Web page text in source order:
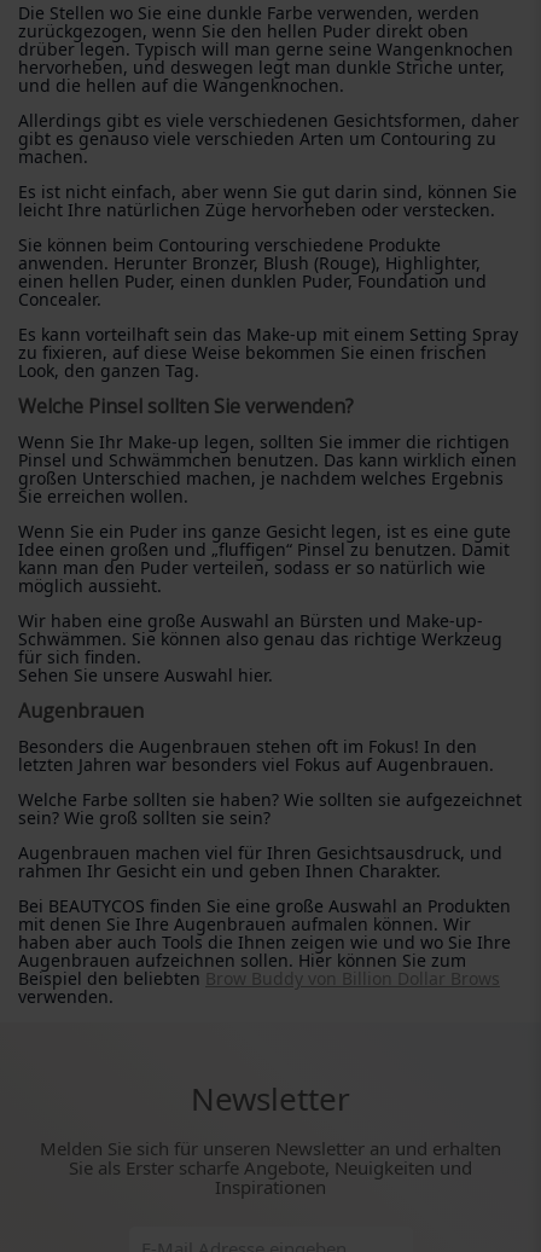
Die Stellen wo Sie eine dunkle Farbe verwenden, werden
zurückgezogen, wenn Sie den hellen Puder direkt oben
drüber legen. Typisch will man gerne seine Wangenknochen
hervorheben, und deswegen legt man dunkle Striche unter,
und die hellen auf die Wangenknochen.
Allerdings gibt es viele verschiedenen Gesichtsformen, daher
gibt es genauso viele verschieden Arten um Contouring zu
machen.
Es ist nicht einfach, aber wenn Sie gut darin sind, können Sie
leicht Ihre natürlichen Züge hervorheben oder verstecken.
Sie können beim Contouring verschiedene Produkte
anwenden. Herunter Bronzer, Blush (Rouge), Highlighter,
einen hellen Puder, einen dunklen Puder, Foundation und
Concealer.
Es kann vorteilhaft sein das Make-up mit einem Setting Spray
zu fixieren, auf diese Weise bekommen Sie einen frischen
Look, den ganzen Tag.
Welche Pinsel sollten Sie verwenden?
Wenn Sie Ihr Make-up legen, sollten Sie immer die richtigen
Pinsel und Schwämmchen benutzen. Das kann wirklich einen
großen Unterschied machen, je nachdem welches Ergebnis
Sie erreichen wollen.
Wenn Sie ein Puder ins ganze Gesicht legen, ist es eine gute
Idee einen großen und „fluffigen“ Pinsel zu benutzen. Damit
kann man den Puder verteilen, sodass er so natürlich wie
möglich aussieht.
Wir haben eine große Auswahl an Bürsten und Make-up-
Schwämmen. Sie können also genau das richtige Werkzeug
für sich finden.
Sehen Sie unsere Auswahl hier.
Augenbrauen
Besonders die Augenbrauen stehen oft im Fokus! In den
letzten Jahren war besonders viel Fokus auf Augenbrauen.
Welche Farbe sollten sie haben? Wie sollten sie aufgezeichnet
sein? Wie groß sollten sie sein?
Augenbrauen machen viel für Ihren Gesichtsausdruck, und
rahmen Ihr Gesicht ein und geben Ihnen Charakter.
Bei BEAUTYCOS finden Sie eine große Auswahl an Produkten
mit denen Sie Ihre Augenbrauen aufmalen können. Wir
haben aber auch Tools die Ihnen zeigen wie und wo Sie Ihre
Augenbrauen aufzeichnen sollen. Hier können Sie zum
Beispiel den beliebten Brow Buddy von Billion Dollar Brows
verwenden.
Newsletter
Melden Sie sich für unseren Newsletter an und erhalten
Sie als Erster scharfe Angebote, Neuigkeiten und
Inspirationen